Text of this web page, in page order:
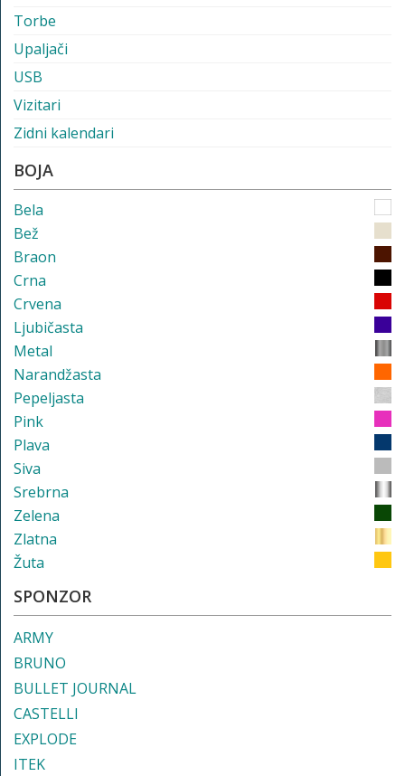
Torbe
Upaljači
USB
Vizitari
Zidni kalendari
BOJA
Bela
Bež
Braon
Crna
Crvena
Ljubičasta
Metal
Narandžasta
Pepeljasta
Pink
Plava
Siva
Srebrna
Zelena
Zlatna
Žuta
SPONZOR
ARMY
BRUNO
BULLET JOURNAL
CASTELLI
EXPLODE
ITEK